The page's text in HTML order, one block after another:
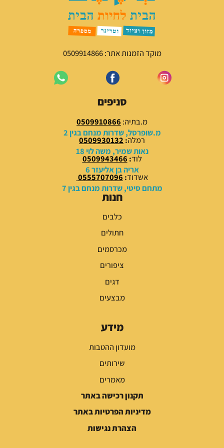
ר
י
י
:
7
.
0
0
₪
.
ח
י
ו
0
0
₪
.
מוקד הזמנות אתר: 0509914866
סניפים
מ.בתיה: 0509910866
מ.שופרסל, שדרות מנחם בגין 2
רמלה:
0509930132
נאות שמיר, משה לוי 18
לוד:
0509943466
אריה בן אליעזר 6
אשדוד:
0555707096
מתחם סיטי, שדרות מנחם בגין 7
חנות
כלבים
חתולים
מכרסמים
ציפורים
דגים
מבצעים
מידע
מועדון ההטבות
שירותים
מאמרים
תקנון רכישה באתר
מדיניות הפרטיות באתר
הצהרת נגישות